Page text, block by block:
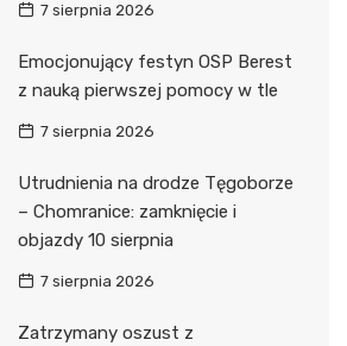
7 sierpnia 2026
Emocjonujący festyn OSP Berest
z nauką pierwszej pomocy w tle
7 sierpnia 2026
Utrudnienia na drodze Tęgoborze
– Chomranice: zamknięcie i
objazdy 10 sierpnia
7 sierpnia 2026
Zatrzymany oszust z